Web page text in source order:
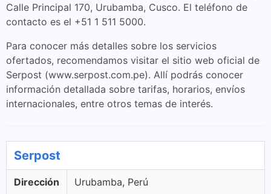
Calle Principal 170, Urubamba, Cusco. El teléfono de
contacto es el +51 1 511 5000.
Para conocer más detalles sobre los servicios
ofertados, recomendamos visitar el sitio web oficial de
Serpost (www.serpost.com.pe). Allí podrás conocer
información detallada sobre tarifas, horarios, envíos
internacionales, entre otros temas de interés.
Serpost
Dirección Urubamba, Perú